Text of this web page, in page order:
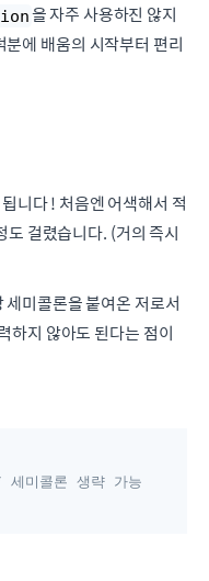
을 자주 사용하진 않지
분에 배움의 시작부터 편리
니다 ! 처음엔 어색해서 적
걸렸습니다. (거의 즉시
미콜론을 붙여온 저로서
하지 않아도 된다는 점이
미콜론 생략 가능